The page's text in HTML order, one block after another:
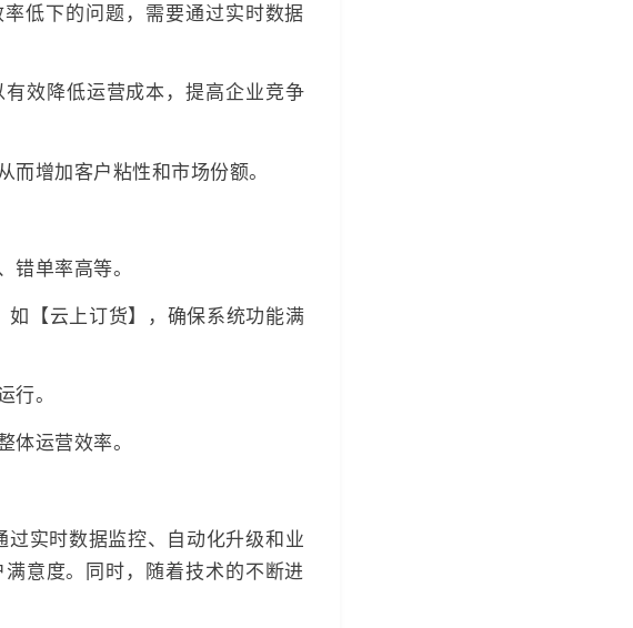
低下的问题，需要通过实时数据
效降低运营成本，提高企业竞争
增加客户粘性和市场份额。
单率高等。
【云上订货】，确保系统功能满
行。
运营效率。
实时数据监控、自动化升级和业
意度。同时，随着技术的不断进